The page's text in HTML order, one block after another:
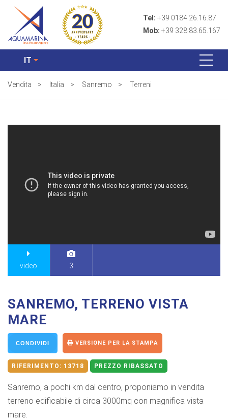
Tel: +39 0184 26.16.87
Mob: +39 328 83.65.167
IT
Vendita > Italia > Sanremo > Terreni
video 3
SANREMO, TERRENO VISTA
MARE
CONDIVIDI VERSIONE PER LA STAMPA
RIFERIMENTO: 13718 PREZZO RIBASSATO
Sanremo, a pochi km dal centro, proponiamo in vendita
terreno edificabile di circa 3000mq con magnifica vista
mare.